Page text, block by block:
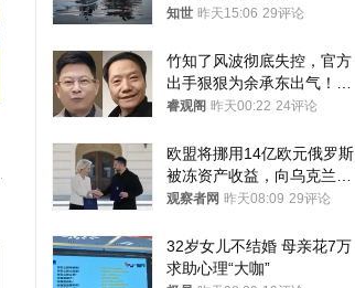
知世 昨天15:06 29评论
竹知了风波彻底失控，官方
出手狠狠为余承东出气！雷
军果然没说错
睿观阁 昨天00:22 24评论
欧盟将挪用14亿欧元俄罗斯
被冻资产收益，向乌克兰提
供援助
观察者网 昨天08:09 29评论
32岁女儿不结婚 母亲花7万
求助心理“大咖”